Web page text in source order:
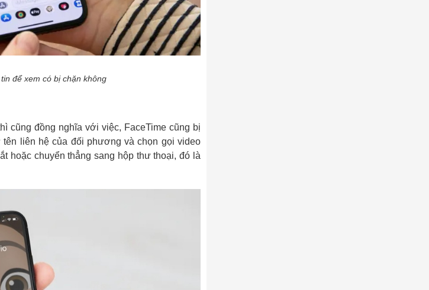
để xem có bị chặn không
cũng đồng nghĩa với việc, FaceTime cũng bị
liên hệ của đối phương và chọn gọi video
hoặc chuyển thẳng sang hộp thư thoại, đó là